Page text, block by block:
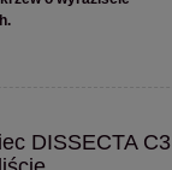
DISSECTA C3